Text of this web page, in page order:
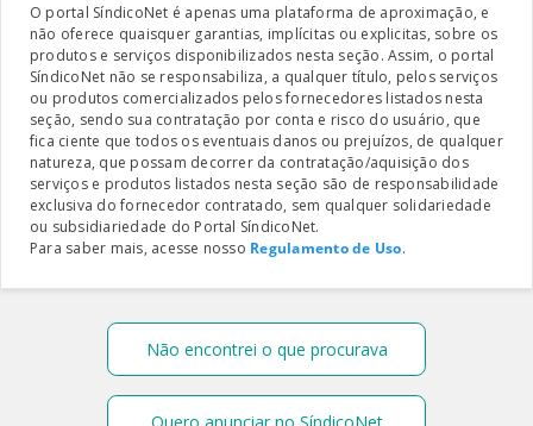
O portal SíndicoNet é apenas uma plataforma de aproximação, e
não oferece quaisquer garantias, implícitas ou explicitas, sobre os
produtos e serviços disponibilizados nesta seção. Assim, o portal
SíndicoNet não se responsabiliza, a qualquer título, pelos serviços
ou produtos comercializados pelos fornecedores listados nesta
seção, sendo sua contratação por conta e risco do usuário, que
fica ciente que todos os eventuais danos ou prejuízos, de qualquer
natureza, que possam decorrer da contratação/aquisição dos
serviços e produtos listados nesta seção são de responsabilidade
exclusiva do fornecedor contratado, sem qualquer solidariedade
ou subsidiariedade do Portal SíndicoNet.
Para saber mais, acesse nosso Regulamento de Uso.
Não encontrei o que procurava
Quero anunciar no SíndicoNet